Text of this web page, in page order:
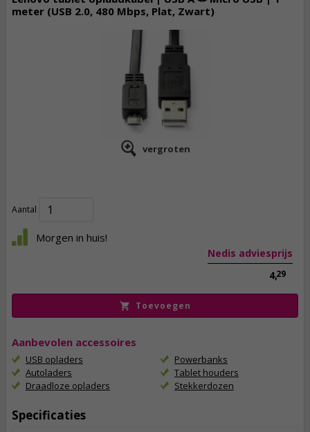
meter (USB 2.0, 480 Mbps, Plat, Zwart)
vergroten
Nedis adviesprijs
4,29
Aantal
Morgen in huis!
Toevoegen
Aanbevolen accessoires
USB opladers
Autoladers
Draadloze opladers
Powerbanks
Tablet houders
Stekkerdozen
Specificaties